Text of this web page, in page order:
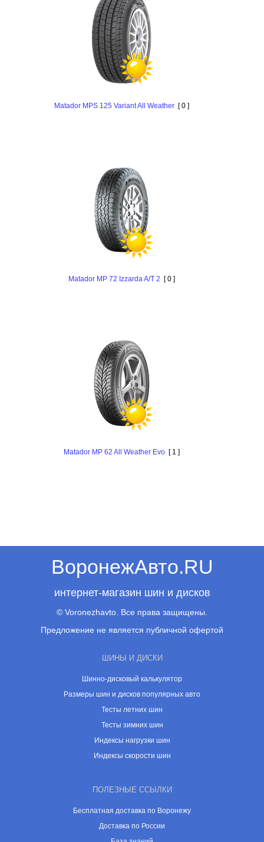
Matador MPS 125 Variant All Weather[ 0 ]
Matador MP 72 Izzarda A/T 2 [ 0 ]
Matador MP 62 All Weather Evo[ 1 ]
ВоронежАвто.RU
интернет-магазин шин и дисков
© Voronezhavto. Все права защищены.
Предложение не является публичной офертой
ШИНЫ И ДИСКИ
Шинно-дисковый калькулятор
Размеры шин и дисков популярных авто
Тесты летних шин
Тесты зимних шин
Индексы нагрузки шин
Индексы скорости шин
ПОЛЕЗНЫЕ ССЫЛКИ
Бесплатная доставка по Воронежу
Доставка по России